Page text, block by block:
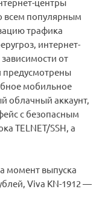
всем популярным
трафика
интернет-
от
предусмотрены
мобильное
облачный аккаунт,
с безопасным
TELNET/SSH, а
момент выпуска
Viva KN-1912 —